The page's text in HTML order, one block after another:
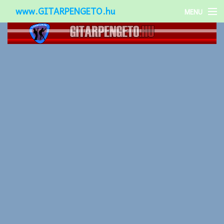
www.GITARPENGETO.hu MENU
Népszerű-